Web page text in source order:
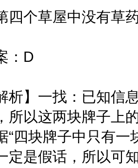
个草屋中没有草
D
】一找：已知信息
所以这两块牌子上
“四块牌子中只有
定是假话，所以可